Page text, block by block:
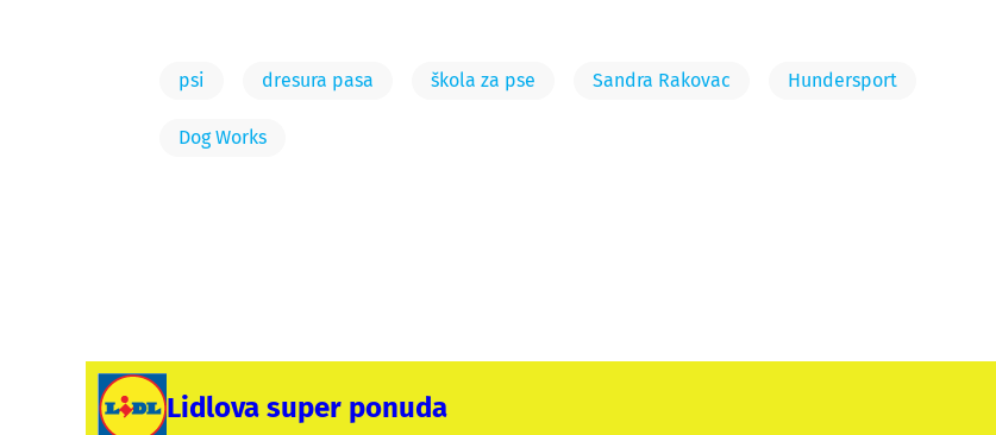
psi dresura pasa škola za pse Sandra Rakovac Hundersport
Dog Works
Lidlova super ponuda